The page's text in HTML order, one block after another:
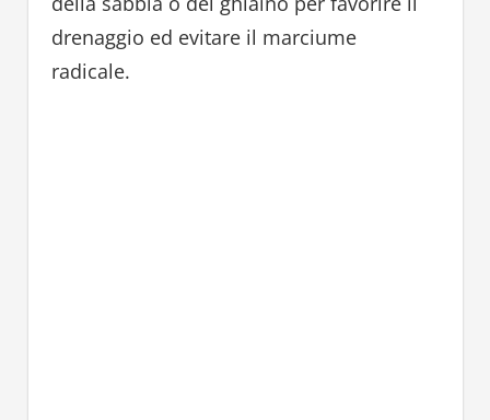
drenaggio ed evitare il marciume
radicale.